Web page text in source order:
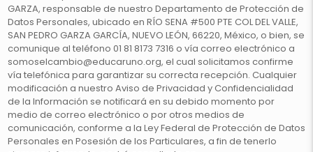
GARZA, responsable de nuestro Departamento de Protección de
Datos Personales, ubicado en RÍO SENA #500 PTE COL DEL VALLE,
SAN PEDRO GARZA GARCÍA, NUEVO LEÓN, 66220, México, o bien, se
comunique al teléfono 01 81 8173 7316 o vía correo electrónico a
somoselcambio@educaruno.org, el cual solicitamos confirme
vía telefónica para garantizar su correcta recepción. Cualquier
modificación a nuestro Aviso de Privacidad y Confidencialidad
de la Información se notificará en su debido momento por
medio de correo electrónico o por otros medios de
comunicación, conforme a la Ley Federal de Protección de Datos
Personales en Posesión de los Particulares, a fin de tenerlo